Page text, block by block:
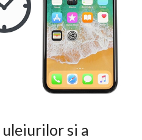
si a